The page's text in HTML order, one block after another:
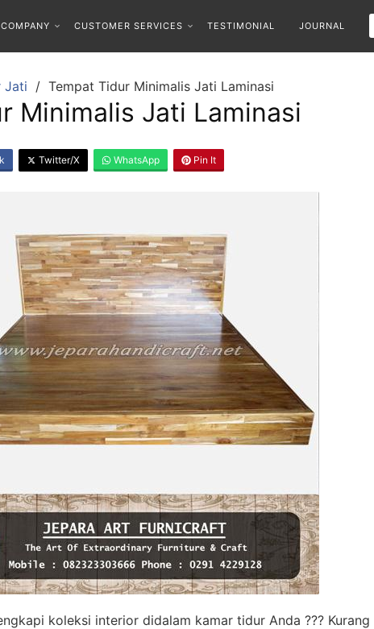
COMPANY CUSTOMER SERVICES TESTIMONIAL JOURNAL
Jati Tempat Tidur Minimalis Jati Laminasi
Minimalis Jati Laminasi
Twitter/X WhatsApp Pin It
koleksi interior didalam kamar tidur Anda ??? Kurang